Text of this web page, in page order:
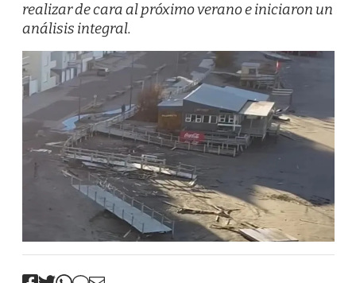
realizar de cara al próximo verano e iniciaron un
análisis integral.